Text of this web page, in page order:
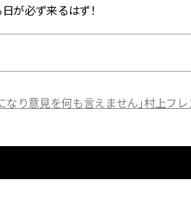
が必ず来るはず！
なり意見を何も言えません」村上フ
BEAUTY Aug, 5, 2026
BEAUTY Aug, 5, 2026
シィ]